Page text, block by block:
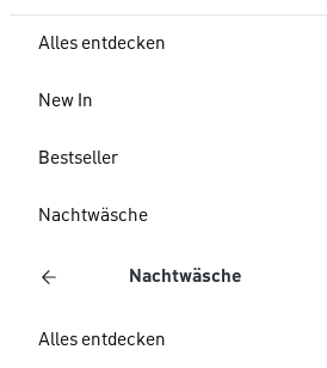
Alles entdecken
New In
Bestseller
Nachtwäsche
Nachtwäsche
Alles entdecken